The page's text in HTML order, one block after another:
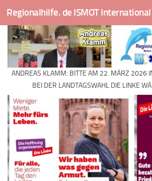
Skip to content
ANDREAS KLAMM: BITTE AM 22. MÄRZ 2026
BEI DER LANDTAGSWAHL DIE LINKE